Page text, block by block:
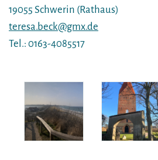
19055 Schwerin (Rathaus)
teresa.beck@gmx.de
Tel.: 0163-4085517